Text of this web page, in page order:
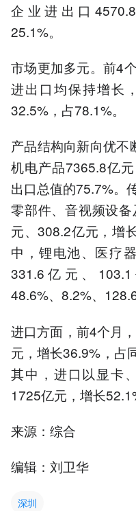
企业进出口
25.1%。
市场更加多元。前4
进出口均保持增长
32.5%，占78.1%。
产品结构向新向优不
机电产品7365.8亿
出口总值的75.7%。
零部件、音视频设
元、308.2亿元，增
中，锂电池、医疗
331.6亿元、
48.6%、8.2%、
进口方面，前4个月
元，增长36.9%，占
其中，进口以显卡
1725亿元，增长
来源：综合
编辑：刘卫华
深圳